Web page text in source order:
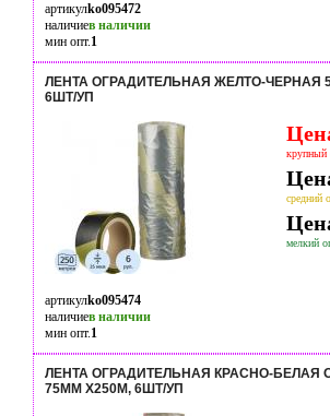
артикулko095472
наличиев наличии
мин опт.1
ЛЕНТА ОГРАДИТЕЛЬНАЯ ЖЕЛТО-ЧЕРНАЯ
6ШТ/УП
крупный
средний
мелкий
артикулko095474
наличиев наличии
мин опт.1
ЛЕНТА ОГРАДИТЕЛЬНАЯ КРАСНО-БЕЛАЯ
75ММ Х250М, 6ШТ/УП